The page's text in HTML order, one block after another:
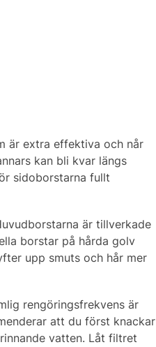
är extra effektiva och når
kan bli kvar längs
sidoborstarna fullt
är tillverkade
borstar på hårda golv
upp smuts och hår mer
rengöringsfrekvens är
att du först knackar
vatten. Låt filtret